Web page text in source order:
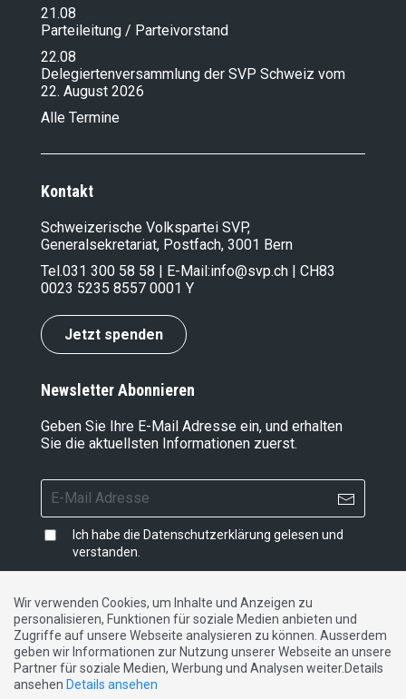
21.08
Parteileitung / Parteivorstand
22.08
Delegiertenversammlung der SVP Schweiz vom
22. August 2026
Alle Termine
Kontakt
Schweizerische Volkspartei SVP,
Generalsekretariat, Postfach, 3001 Bern
Tel.031 300 58 58 | E-Mail:info@svp.ch | CH83
0023 5235 8557 0001 Y
Jetzt spenden
Newsletter Abonnieren
Geben Sie Ihre E-Mail Adresse ein, und erhalten
Sie die aktuellsten Informationen zuerst.
Ich habe die Datenschutzerklärung gelesen und
verstanden.
Impressum|Datenschutzerklärung|Kontakt
DE FR IT
Wir verwenden Cookies, um Inhalte und Anzeigen zu
personalisieren, Funktionen für soziale Medien anbieten und
Zugriffe auf unsere Webseite analysieren zu können. Ausserdem
geben wir Informationen zur Nutzung unserer Webseite an unsere
Partner für soziale Medien, Werbung und Analysen weiter.Details
ansehen Details ansehen